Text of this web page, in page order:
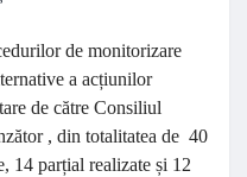
de monitorizare
a acțiunilor
de către Consiliul
, din totalitatea de 40
14 parțial realizate și 12